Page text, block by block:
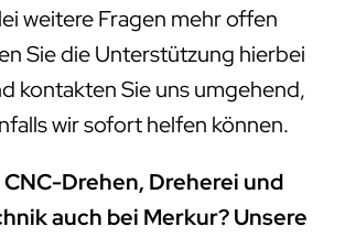
weitere Fragen mehr offen
Sie die Unterstützung hierbei
kontakten Sie uns umgehend,
wir sofort helfen können.
Drehen, Dreherei und
auch bei Merkur? Unsere